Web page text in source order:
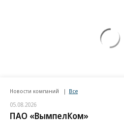
Новости компаний Все
05.08.2026
ПАО «ВымпелКом»